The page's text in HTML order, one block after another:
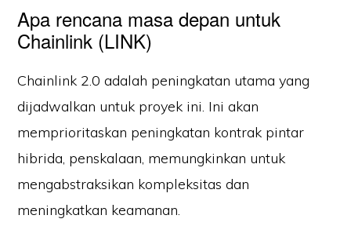
Apa rencana masa depan untuk
Chainlink (LINK)
Chainlink 2.0 adalah peningkatan utama yang
dijadwalkan untuk proyek ini. Ini akan
memprioritaskan peningkatan kontrak pintar
hibrida, penskalaan, memungkinkan untuk
mengabstraksikan kompleksitas dan
meningkatkan keamanan.